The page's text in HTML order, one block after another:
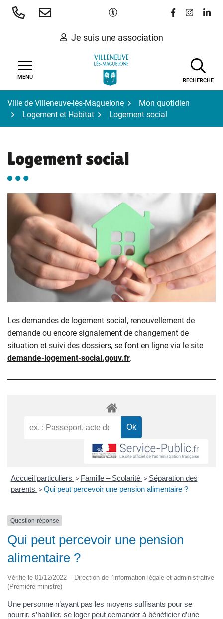
Aller
Paramètres d'accessibilité
Lien vers le
Lien vers
Lien
Je suis une association
MENU
RECHERCHE
Ville de Villeneuve-lès-Maguelone
Mon quotidien
Logement et Habitat
Logement social
Logement social
Les demandes de logement social, renouvellement de
demande ou encore signalement de changement de
situation et suivi des dossiers, se font en ligne via le site
demande-logement-social.gouv.fr.
Accueil particuliers > Famille – Scolarité > Séparation des
parents > Qui peut percevoir une pension alimentaire ?
Question-réponse
Qui peut percevoir une pension
alimentaire ?
Vérifié le 01/12/2022 – Direction de l’information légale et administrative
(Première ministre)
Une personne n’ayant pas les moyens suffisants pour se
nourrir, s’habiller, se loger peut demander à bénéficier d’une